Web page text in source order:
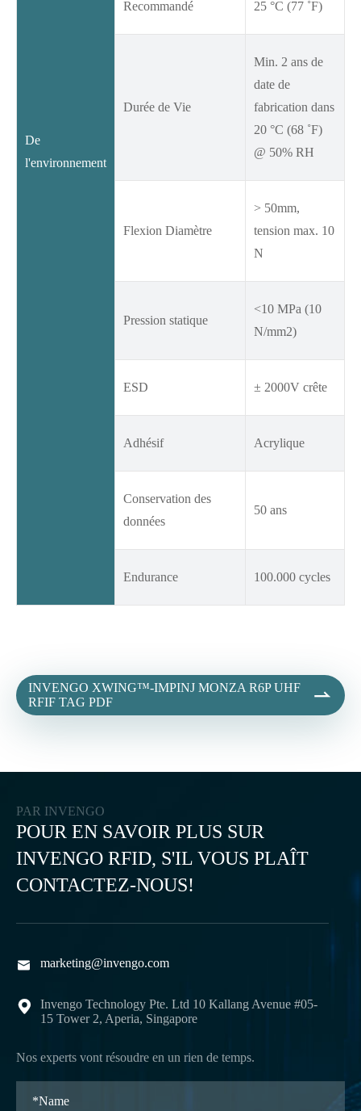
De
l'environnement
Recommandé 25 °C (77 ˚F)
Durée de Vie
Min. 2 ans de
date de
fabrication dans
20 °C (68 ˚F)
@ 50% RH
Flexion Diamètre
> 50mm,
tension max. 10
N
Pression statique
<10 MPa (10
N/mm2)
ESD ± 2000V crête
Adhésif Acrylique
Conservation des
données
50 ans
Endurance 100.000 cycles
INVENGO XWING™-IMPINJ MONZA R6P UHF
RFIF TAG PDF

PAR INVENGO
POUR EN SAVOIR PLUS SUR
INVENGO RFID, S'IL VOUS PLAÎT
CONTACTEZ-NOUS!
 marketing@invengo.com

Invengo Technology Pte. Ltd 10 Kallang Avenue #05-
15 Tower 2, Aperia, Singapore
Nos experts vont résoudre en un rien de temps.